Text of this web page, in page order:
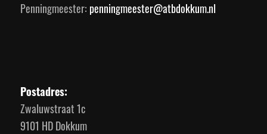
Penningmeester: penningmeester@atbdokkum.nl
Postadres:
Zwaluwstraat 1c
9101 HD Dokkum